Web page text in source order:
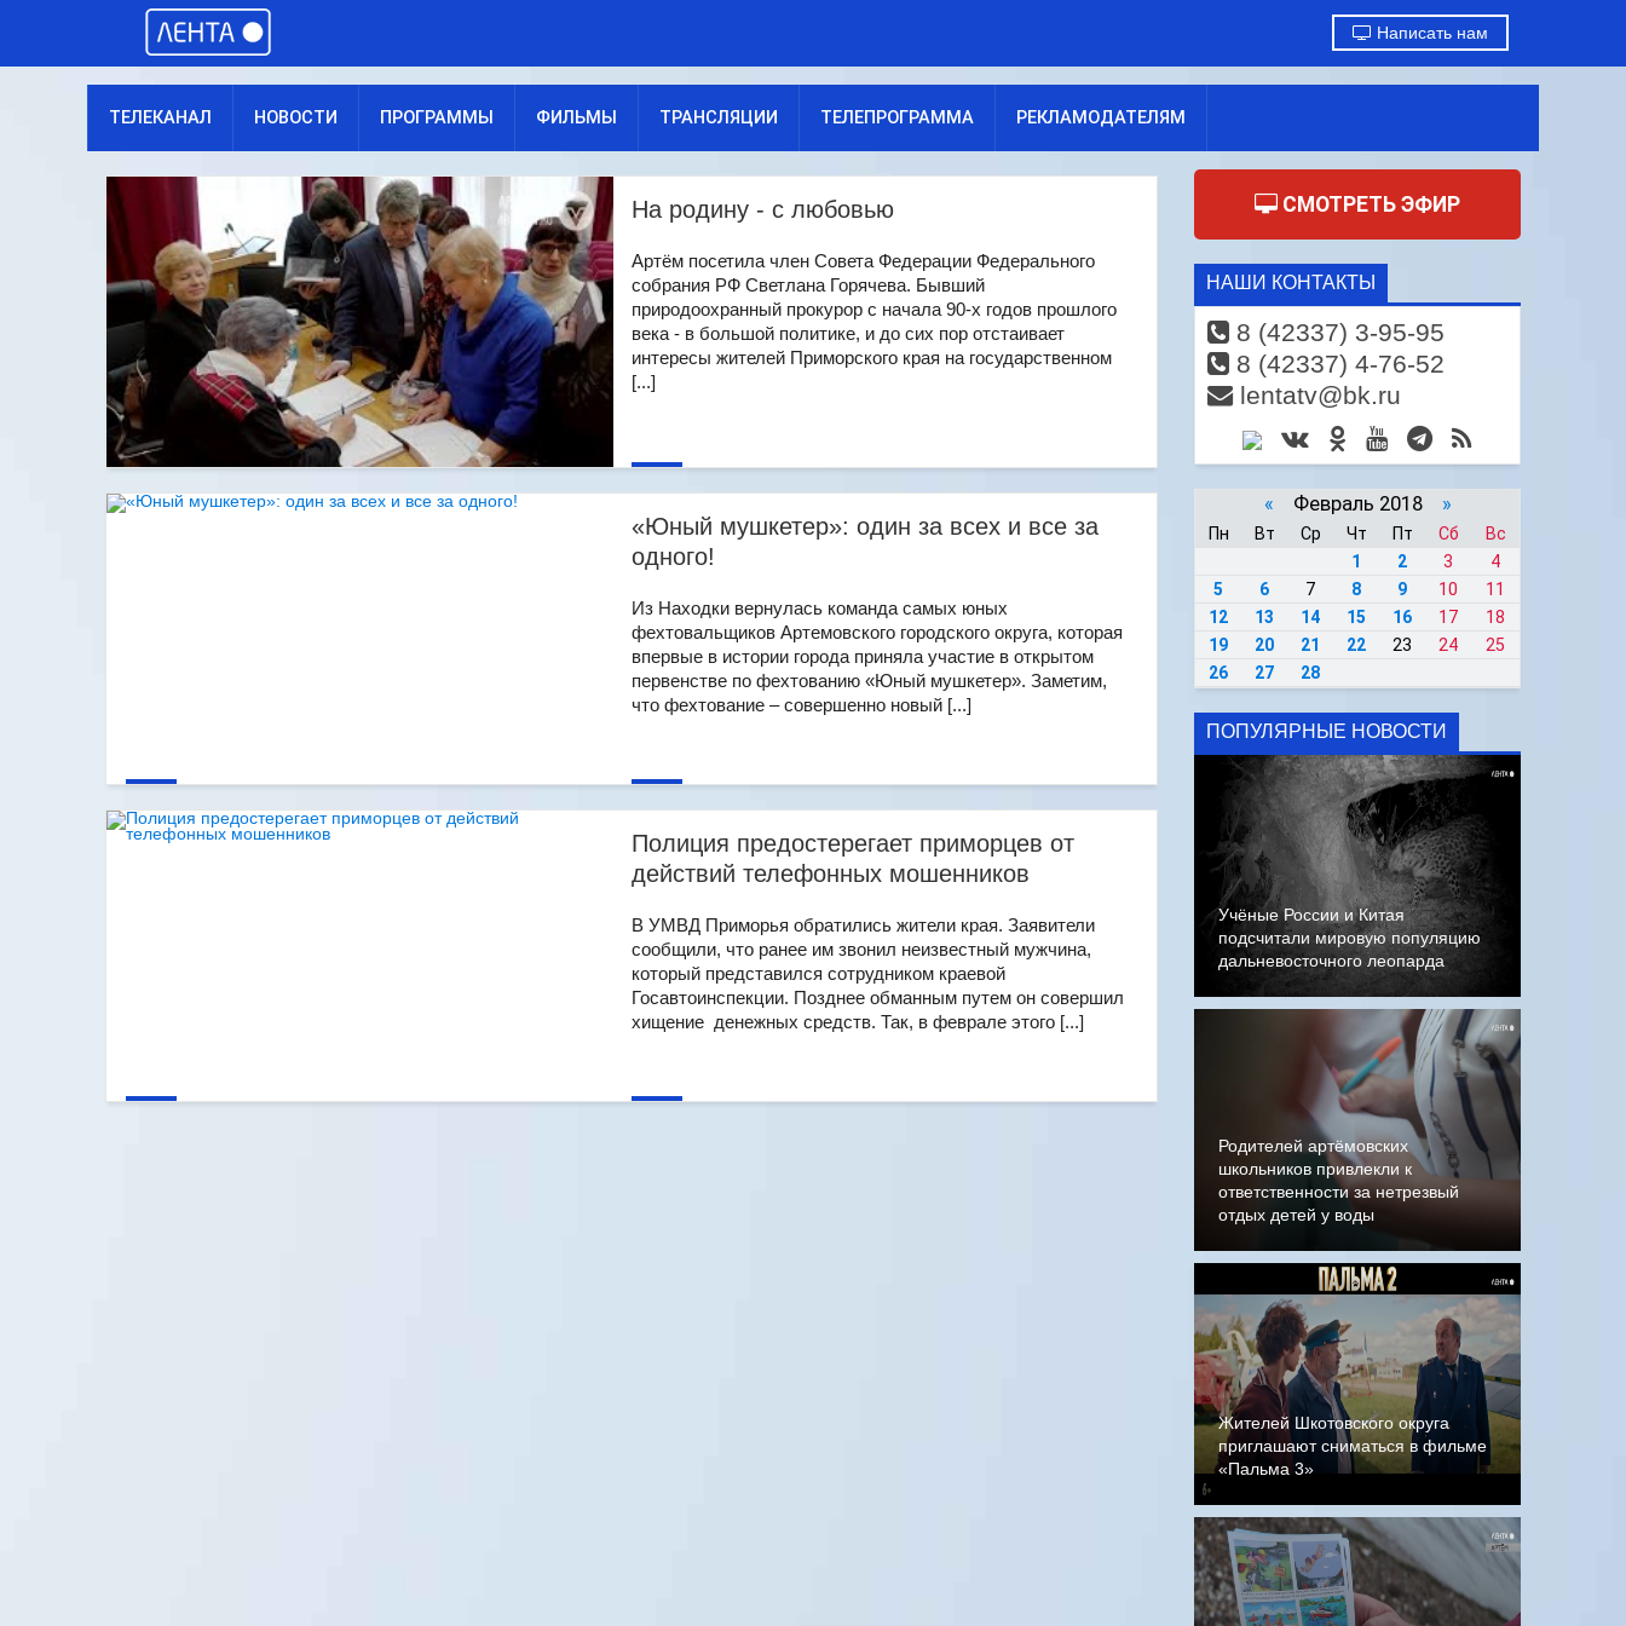
Написать нам
ТЕЛЕКАНАЛ НОВОСТИ ПРОГРАММЫ ФИЛЬМЫ ТРАНСЛЯЦИИ ТЕЛЕПРОГРАММА РЕКЛАМОДАТЕЛЯМ
На родину - с любовью
Артём посетила член Совета Федерации Федерального
собрания РФ Светлана Горячева. Бывший
природоохранный прокурор с начала 90-х годов прошлого
века - в большой политике, и до сих пор отстаивает
интересы жителей Приморского края на государственном
[...]
«Юный мушкетер»: один за всех и все за
одного!
Из Находки вернулась команда самых юных
фехтовальщиков Артемовского городского округа, которая
впервые в истории города приняла участие в открытом
первенстве по фехтованию «Юный мушкетер». Заметим,
что фехтование – совершенно новый [...]
Полиция предостерегает приморцев от
действий телефонных мошенников
В УМВД Приморья обратились жители края. Заявители
сообщили, что ранее им звонил неизвестный мужчина,
который представился сотрудником краевой
Госавтоинспекции. Позднее обманным путем он совершил
хищение денежных средств. Так, в феврале этого [...]
СМОТРЕТЬ ЭФИР
НАШИ КОНТАКТЫ
8 (42337) 3-95-95
8 (42337) 4-76-52
lentatv@bk.ru
« Февраль 2018 »
Пн Вт Ср Чт Пт Сб
Вс
1
2 3
4
5
6 7 8 9 10
11
12
13 14 15 16 17
18
19
20 21 22 23 24
25
26
27 28
ПОПУЛЯРНЫЕ НОВОСТИ
Учёные России и Китая
подсчитали мировую популяцию
дальневосточного леопарда
Родителей артёмовских
школьников привлекли к
ответственности за нетрезвый
отдых детей у воды
Жителей Шкотовского округа
приглашают сниматься в фильме
«Пальма 3»